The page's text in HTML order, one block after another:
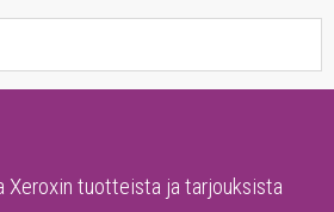
Xeroxin tuotteista ja tarjouksista